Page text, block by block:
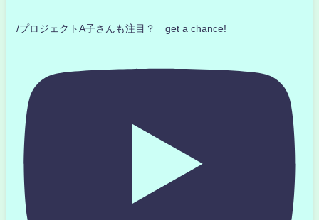
/プロジェクトA子さんも注目？ get a chance!